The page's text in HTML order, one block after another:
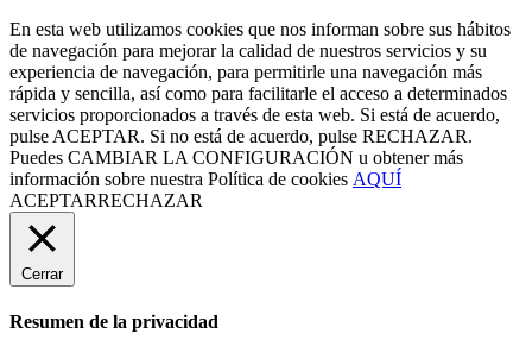
En esta web utilizamos cookies que nos informan sobre sus hábitos
de navegación para mejorar la calidad de nuestros servicios y su
experiencia de navegación, para permitirle una navegación más
rápida y sencilla, así como para facilitarle el acceso a determinados
servicios proporcionados a través de esta web. Si está de acuerdo,
pulse ACEPTAR. Si no está de acuerdo, pulse RECHAZAR.
Puedes CAMBIAR LA CONFIGURACIÓN u obtener más
información sobre nuestra Política de cookies AQUÍ
ACEPTARRECHAZAR
Cerrar
Resumen de la privacidad